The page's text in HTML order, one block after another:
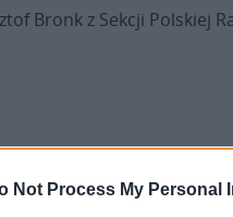
Not Process My Personal
Bronk z Sekcji Polskiej